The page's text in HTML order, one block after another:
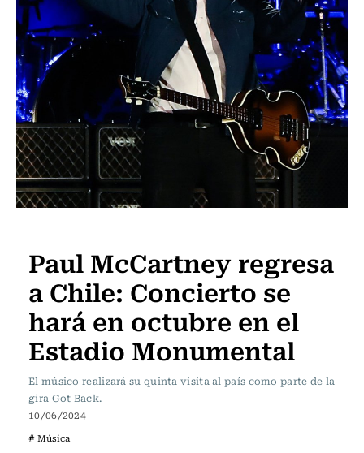
Paul McCartney regresa
a Chile: Concierto se
hará en octubre en el
Estadio Monumental
El músico realizará su quinta visita al país como parte de la
gira Got Back.
10/06/2024
# Música